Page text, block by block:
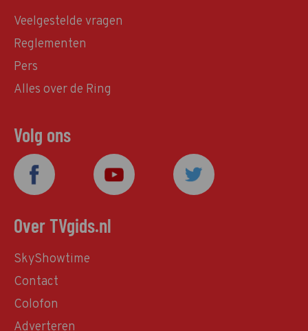
Veelgestelde vragen
Reglementen
Pers
Alles over de Ring
Volg ons
Over TVgids.nl
SkyShowtime
Contact
Colofon
Adverteren